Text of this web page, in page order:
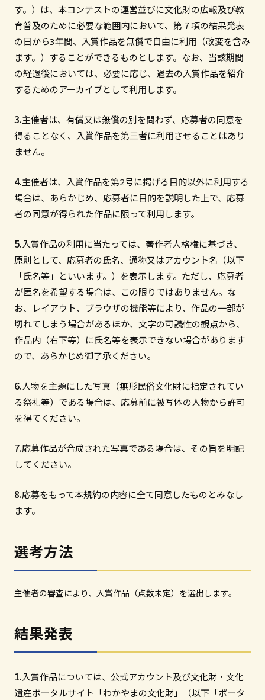
す。）は、本コンテストの運営並びに文化財の広報及び教
育普及のために必要な範囲内において、第７項の結果発表
の日から3年間、入賞作品を無償で自由に利用（改変を含み
ます。）することができるものとします。なお、当該期間
の経過後においては、必要に応じ、過去の入賞作品を紹介
するためのアーカイブとして利用します。
主催者は、有償又は無償の別を問わず、応募者の同意を
得ることなく、入賞作品を第三者に利用させることはあり
ません。
主催者は、入賞作品を第2号に掲げる目的以外に利用する
場合は、あらかじめ、応募者に目的を説明した上で、応募
者の同意が得られた作品に限って利用します。
入賞作品の利用に当たっては、著作者人格権に基づき、
原則として、応募者の氏名、通称又はアカウント名（以下
「氏名等」といいます。）を表示します。ただし、応募者
が匿名を希望する場合は、この限りではありません。な
お、レイアウト、ブラウザの機能等により、作品の一部が
切れてしまう場合があるほか、文字の可読性の観点から、
作品内（右下等）に氏名等を表示できない場合があります
ので、あらかじめ御了承ください。
人物を主題にした写真（無形民俗文化財に指定されてい
る祭礼等）である場合は、応募前に被写体の人物から許可
を得てください。
応募作品が合成された写真である場合は、その旨を明記
してください。
応募をもって本規約の内容に全て同意したものとみなし
ます。
選考方法
主催者の審査により、入賞作品（点数未定）を選出します。
結果発表
入賞作品については、公式アカウント及び文化財・文化
遺産ポータルサイト「わかやまの文化財」（以下「ポータ